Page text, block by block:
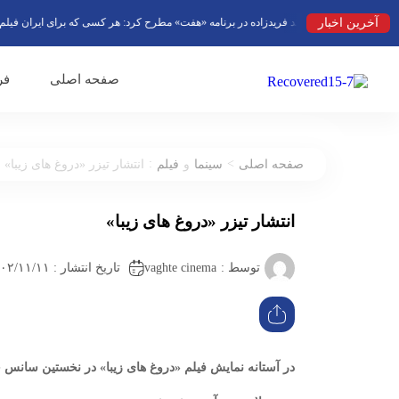
آخرین اخباررائد فریدزاده در برنامه «هفت» مطرح کرد: هر کسی که برای ایران فیلم
صفحه اصلی
صفحه اصلی > سینما و فیلم : انتشار تیزر «دروغ های زیبا»
انتشار تیزر «دروغ های زیبا»
توسط : vaghte cinema تاریخ انتشار : ۱۴۰۲/۱۱/۱۱ ۱۹:۱۶